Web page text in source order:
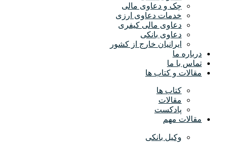
چک و دعاوی مالی
خدمات دعاوی ارزی
دعاوی مالی کیفری
دعاوی بانکی
ایرانیان خارج از کشور
درباره ما
تماس با ما
مقالات و کتاب ها
کتاب ها
مقالات
پادکست
مقالات مهم
وکیل بانکی